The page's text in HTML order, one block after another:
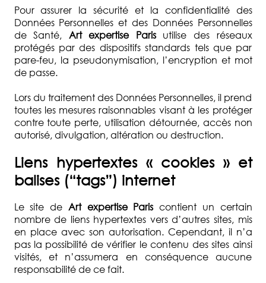
Pour assurer la sécurité et la confidentialité des
Données Personnelles et des Données Personnelles
de Santé, Art expertise Parisutilise des réseaux
protégés par des dispositifs standards tels que par
pare-feu, la pseudonymisation, l’encryption et mot
de passe.
Lors du traitement des Données Personnelles, il prend
toutes les mesures raisonnables visant à les protéger
contre toute perte, utilisation détournée, accès non
autorisé, divulgation, altération ou destruction.
Liens hypertextes « cookies » et
balises (“tags”) internet
Le site de Art expertise Paris contient un certain
nombre de liens hypertextes vers d’autres sites, mis
en place avec son autorisation. Cependant, il n’a
pas la possibilité de vérifier le contenu des sites ainsi
visités, et n’assumera en conséquence aucune
responsabilité de ce fait.